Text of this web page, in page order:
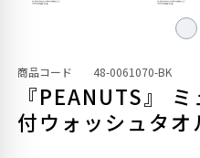
商品コード 48-0061070-BK
『PEANUTS』
付ウォッシュタオ